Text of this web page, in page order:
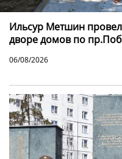
Ильсур Метшин
дворе домов по
06/08/2026